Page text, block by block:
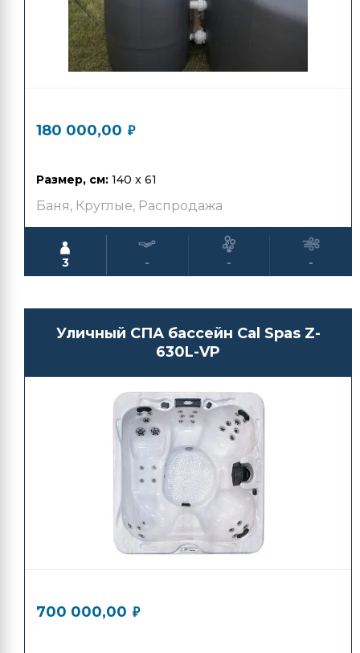
180 000,00 ₽
Размер, см: 140 x 61
Баня, Круглые, Распродажа
3 - - -
Уличный СПА бассейн Cal Spas Z-
630L-VP
700 000,00 ₽